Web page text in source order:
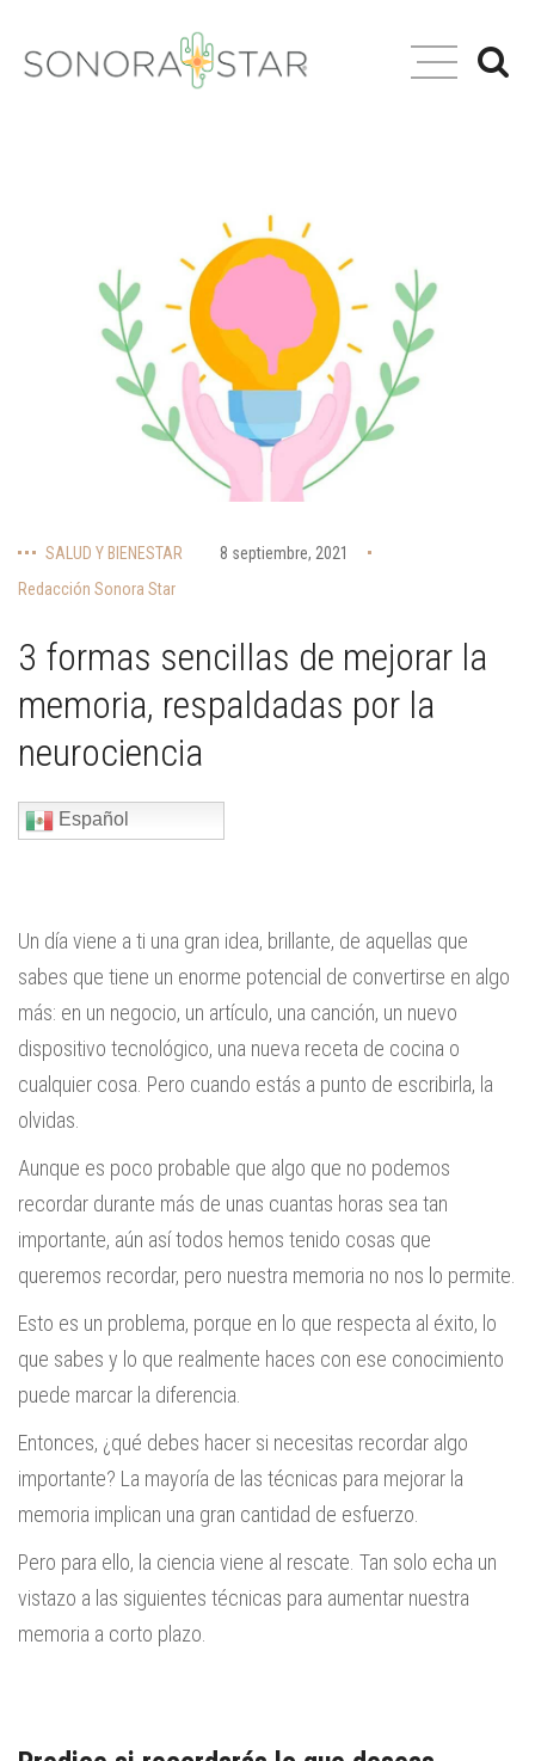
SALUD Y BIENESTAR
8 septiembre, 2021
Redacción Sonora Star
3 formas sencillas de mejorar la
memoria, respaldadas por la
neurociencia
Español
Un día viene a ti una gran idea, brillante, de aquellas que
sabes que tiene un enorme potencial de convertirse en algo
más: en un negocio, un artículo, una canción, un nuevo
dispositivo tecnológico, una nueva receta de cocina o
cualquier cosa. Pero cuando estás a punto de escribirla, la
olvidas.
Aunque es poco probable que algo que no podemos
recordar durante más de unas cuantas horas sea tan
importante, aún así todos hemos tenido cosas que
queremos recordar, pero nuestra memoria no nos lo permite.
Esto es un problema, porque en lo que respecta al éxito, lo
que sabes y lo que realmente haces con ese conocimiento
puede marcar la diferencia.
Entonces, ¿qué debes hacer si necesitas recordar algo
importante? La mayoría de las técnicas para mejorar la
memoria implican una gran cantidad de esfuerzo.
Pero para ello, la ciencia viene al rescate. Tan solo echa un
vistazo a las siguientes técnicas para aumentar nuestra
memoria a corto plazo.